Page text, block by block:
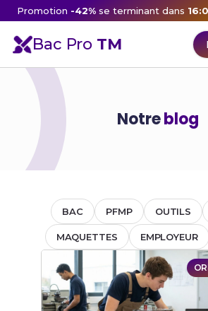
Promotion -42% se terminant dans
Bac Pro TM
Notreblog
BAC PFMP OUTILS
MAQUETTES EMPLOYEUR